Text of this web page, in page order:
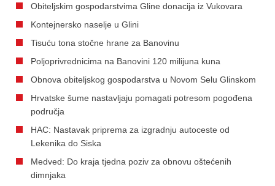
Obiteljskim gospodarstvima Gline donacija iz Vukovara
Kontejnersko naselje u Glini
Tisuću tona stočne hrane za Banovinu
Poljoprivrednicima na Banovini 120 milijuna kuna
Obnova obiteljskog gospodarstva u Novom Selu Glinskom
Hrvatske šume nastavljaju pomagati potresom pogođena
područja
HAC: Nastavak priprema za izgradnju autoceste od
Lekenika do Siska
Medved: Do kraja tjedna poziv za obnovu oštećenih
dimnjaka